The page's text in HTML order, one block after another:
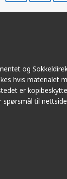
og
hvis materialet
er
til